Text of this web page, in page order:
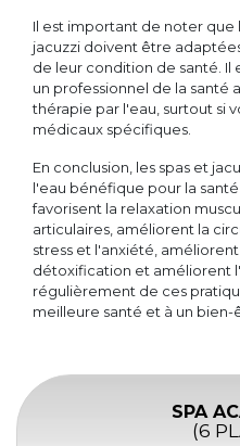
Il est important de noter que
jacuzzi doivent être
de leur condition de santé.
un professionnel de la
thérapie par l'eau, surtout si
médicaux spécifiques.
En conclusion, les spas et
l'eau bénéfique pour la
favorisent la relaxation
articulaires, améliorent la
stress et l'anxiété,
détoxification et améliorent
régulièrement de ces
meilleure santé et à un bien-
SPA
(6